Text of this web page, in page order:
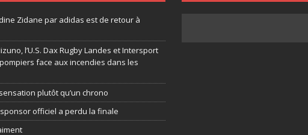
Zidane par adidas est de retour à
l’U.S. Dax Rugby Landes et Intersport
face aux incendies dans les
plutôt qu’un chrono
officiel a perdu la finale